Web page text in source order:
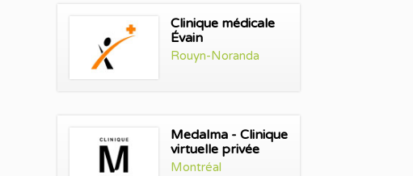
Clinique médicale
Évain
Rouyn-Noranda
Medalma - Clinique
virtuelle privée
Montréal